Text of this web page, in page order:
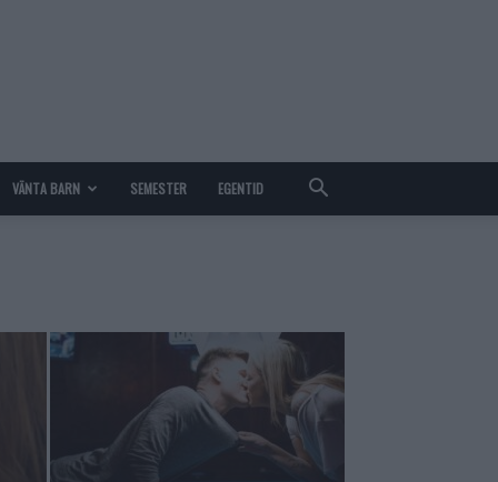
VÄNTA BARN SEMESTER EGENTID